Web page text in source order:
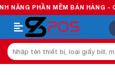
Skip
to
content
MỀM BÁN HÀNG - CHỈ VỚI 3
Tìm
kiếm: